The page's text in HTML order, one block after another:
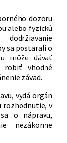
dozoru
alebo fyzickú
sa postarali o
môže dávať
robiť vhodné
závad.
vydá orgán
rozhodnutie, v
o nápravu,
nezákonne